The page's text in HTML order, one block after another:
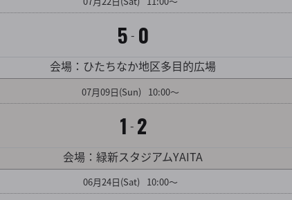
5 - 0
会場：ひたちなか地区多目的広場
07月09日(Sun) 10:00～
1 - 2
対戦カード詳細を見る
会場：緑新スタジアムYAITA
06月24日(Sat) 10:00～
対戦カード詳細を見る